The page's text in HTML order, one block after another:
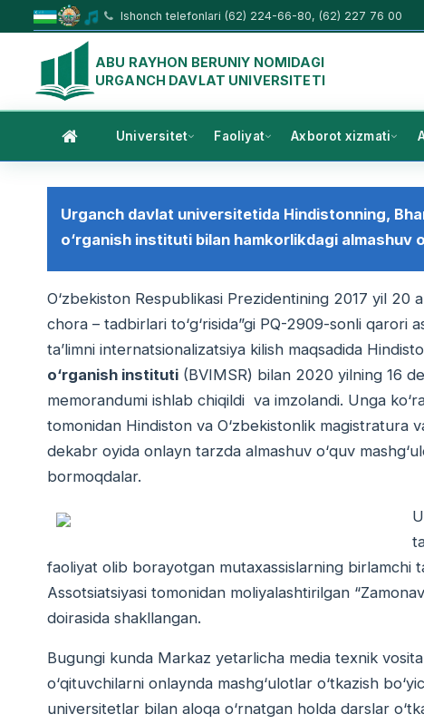
Ishonch telefonlari (62) 224-66-80, (62) 227 76 00
ABU RAYHON BERUNIY NOMIDAGI
URGANCH DAVLAT UNIVERSITETI
Universitet Faoliyat Axborot xizmati
Urganch davlat universitetida Hindistonning,
о‘rganish instituti bilan hamkorlikdagi almashuv
О‘zbekiston Respublikasi Prezidentining 2017 yil 20
chora – tadbirlari tо‘g‘risida”gi PQ-2909-sonli
ta’limni internatsionalizatsiya kilish maqsadida
о‘rganish instituti (BVIMSR) bilan 2020 yilning 16
memorandumi ishlab chiqildi va imzolandi. Unga
tomonidan Hindiston va О‘zbekistonlik magistratura
dekabr oyida onlayn tarzda almashuv о‘quv
bormoqdalar.
faoliyat olib borayotgan mutaxassislarning birlamchi
Assotsiatsiyasi tomonidan moliyalashtirilgan
doirasida shakllangan.
Bugungi kunda Markaz yetarlicha media texnik
о‘qituvchilarni onlaynda mashg‘ulotlar о‘tkazish
universitetlar bilan aloqa о‘rnatgan holda darslar